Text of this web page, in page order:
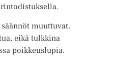
muuttuvat.
eikä tulkkina
poikkeuslupia.